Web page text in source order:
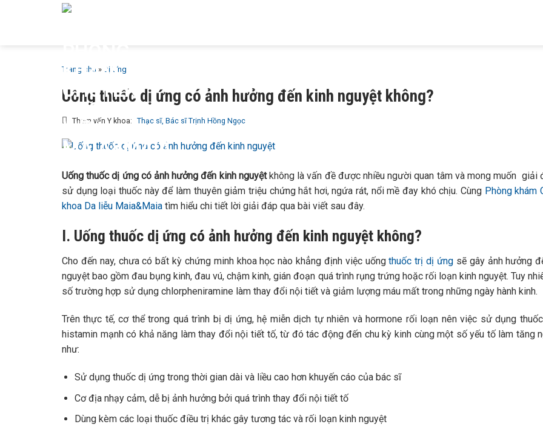
Trang chủ » Dị Ứng
Uống thuốc dị ứng có ảnh hưởng đến kinh nguyệt không?
Tham vấn Y khoa: Thạc sĩ, Bác sĩ Trịnh Hồng Ngọc
Uống thuốc dị ứng có ảnh hưởng đến kinh nguyệtkhông là vấn đề được nhiều người quan tâm và mong muốn giải
sử dụng loại thuốc này để làm thuyên giảm triệu chứng hắt hơi, ngứa rát, nổi mề đay khó chịu. Cùng Phòng khám
khoa Da liễu Maia&Maia tìm hiểu chi tiết lời giải đáp qua bài viết sau đây.
I. Uống thuốc dị ứng có ảnh hưởng đến kinh nguyệt không?
Cho đến nay, chưa có bất kỳ chứng minh khoa học nào khẳng định việc uốngthuốc trị dị ứngsẽ gây ảnh hưởng
nguyệt bao gồm đau bụng kinh, đau vú, chậm kinh, gián đoạn quá trình rụng trứng hoặc rối loạn kinh nguyệt. Tuy
số trường hợp sử dụng chlorpheniramine làm thay đổi nội tiết và giảm lượng máu mất trong những ngày hành kinh.
Trên thực tế, cơ thể trong quá trình bị dị ứng, hệ miễn dịch tự nhiên và hormone rối loạn nên việc sử dụng
histamin mạnh có khả năng làm thay đổi nội tiết tố, từ đó tác động đến chu kỳ kinh cùng một số yếu tố làm tăng
như:
Sử dụng thuốc dị ứng trong thời gian dài và liều cao hơn khuyến cáo của bác sĩ
Cơ địa nhạy cảm, dễ bị ảnh hưởng bởi quá trình thay đổi nội tiết tố
Dùng kèm các loại thuốc điều trị khác gây tương tác và rối loạn kinh nguyệt